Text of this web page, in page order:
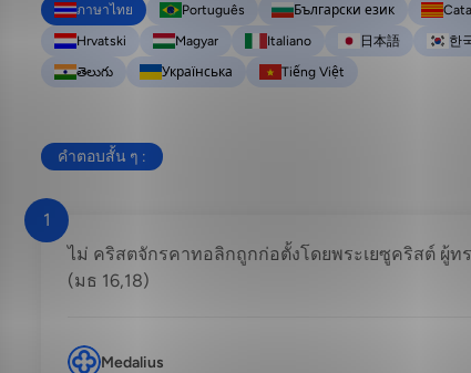
ภาษาไทย
Português Български език
Hrvatski
Magyar Italiano 日本語 한
తెలుగు
Українська Tiếng Việt
คำตอบสั้น ๆ :
1
ไม่ คริสตจักรคาทอลิกถูกก่อตั้งโดยพระเยซูคริสต์ ผู้ท
(มธ 16,18)
Medalius